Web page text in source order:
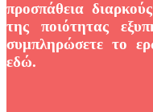
προσπάθεια
της ποιότητας
συμπληρώσετε το
εδώ.